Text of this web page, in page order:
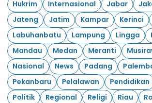
Hukrim Internasional Jabar
Jateng
Jatim Kampar Kerinci
Labuhanbatu
Lampung Lingga
Mandau
Medan Meranti
Nasional
News Padang
Pekanbaru
Pelalawan Pendidikan
Politik
Regional Religi Riau